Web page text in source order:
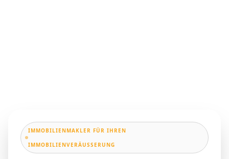
IMMOBILIENMAKLER FÜR IHREN
IMMOBILIENVERÄUSSERUNG